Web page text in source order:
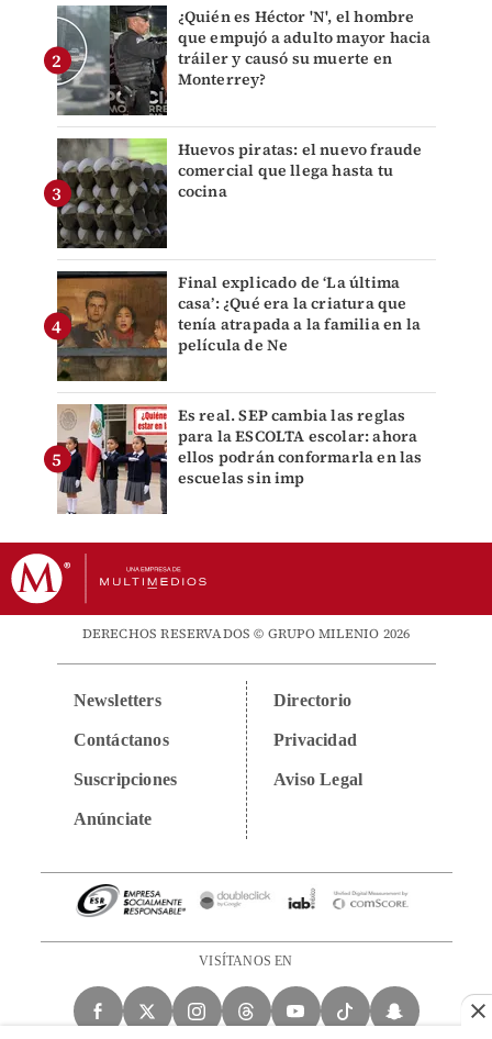
¿Quién es Héctor 'N', el hombre
que empujó a adulto mayor hacia
tráiler y causó su muerte en
Monterrey?
Huevos piratas: el nuevo fraude
comercial que llega hasta tu
cocina
Final explicado de ‘La última
casa’: ¿Qué era la criatura que
tenía atrapada a la familia en la
película de Ne
Es real. SEP cambia las reglas
para la ESCOLTA escolar: ahora
ellos podrán conformarla en las
escuelas sin imp
DERECHOS RESERVADOS © GRUPO MILENIO 2026
Newsletters
Contáctanos
Suscripciones
Anúnciate
Directorio
Privacidad
Aviso Legal
VISÍTANOS EN